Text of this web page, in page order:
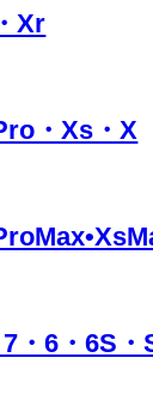
Xr
・Xs・X
6・6S・